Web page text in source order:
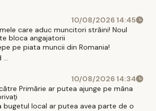
10/08/2026 14:45
care aduc muncitori străini! Noul
bloca angajatorii
pe piata muncii din Romania!
...
10/08/2026 14:34
Primărie ar putea ajunge pe mâna
bugetul local ar putea avea parte de o